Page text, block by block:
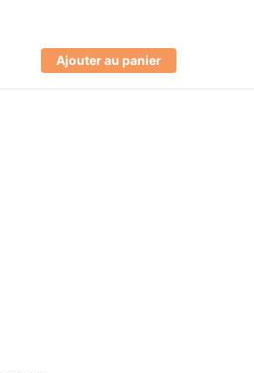
Ajouter au panier